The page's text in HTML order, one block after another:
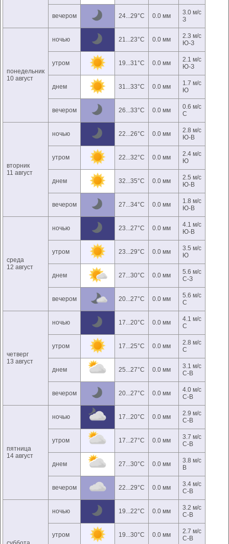
вечером 24...29°C 0.0 мм
3.0 м/с
З
понедельник
10 август
ночью 21...23°C 0.0 мм
2.3 м/с
Ю-З
утром 19...31°C 0.0 мм
2.1 м/с
Ю-З
днем 31...33°C 0.0 мм
1.7 м/с
Ю
вечером 26...33°C 0.0 мм
0.6 м/с
С
вторник
11 август
ночью 22...26°C 0.0 мм
2.8 м/с
Ю-В
утром 22...32°C 0.0 мм
2.4 м/с
Ю
днем 32...35°C 0.0 мм
2.5 м/с
Ю-В
вечером 27...34°C 0.0 мм
1.8 м/с
Ю-В
среда
12 август
ночью 23...27°C 0.0 мм
4.1 м/с
Ю-В
утром 23...29°C 0.0 мм
3.5 м/с
Ю
днем 27...30°C 0.0 мм
5.6 м/с
С-З
вечером 20...27°C 0.0 мм
5.6 м/с
С
четверг
13 август
ночью 17...20°C 0.0 мм
4.1 м/с
С
утром 17...25°C 0.0 мм
2.8 м/с
С
днем 25...27°C 0.0 мм
3.1 м/с
С-В
вечером 20...27°C 0.0 мм
4.0 м/с
С-В
пятница
14 август
ночью 17...20°C 0.0 мм
2.9 м/с
С-В
утром 17...27°C 0.0 мм
3.7 м/с
С-В
днем 27...30°C 0.0 мм
3.8 м/с
В
вечером 22...29°C 0.0 мм
3.4 м/с
С-В
ночью 19...22°C 0.0 мм
3.2 м/с
С-В
утром 19...30°C 0.0 мм
2.7 м/с
С-В